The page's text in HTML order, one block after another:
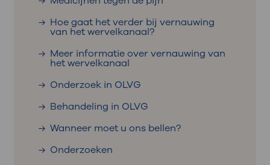
Hoe gaat het verder bij vernauwing
van het wervelkanaal?
Meer informatie over vernauwing van
het wervelkanaal
Onderzoek in OLVG
Behandeling in OLVG
Wanneer moet u ons bellen?
Onderzoeken